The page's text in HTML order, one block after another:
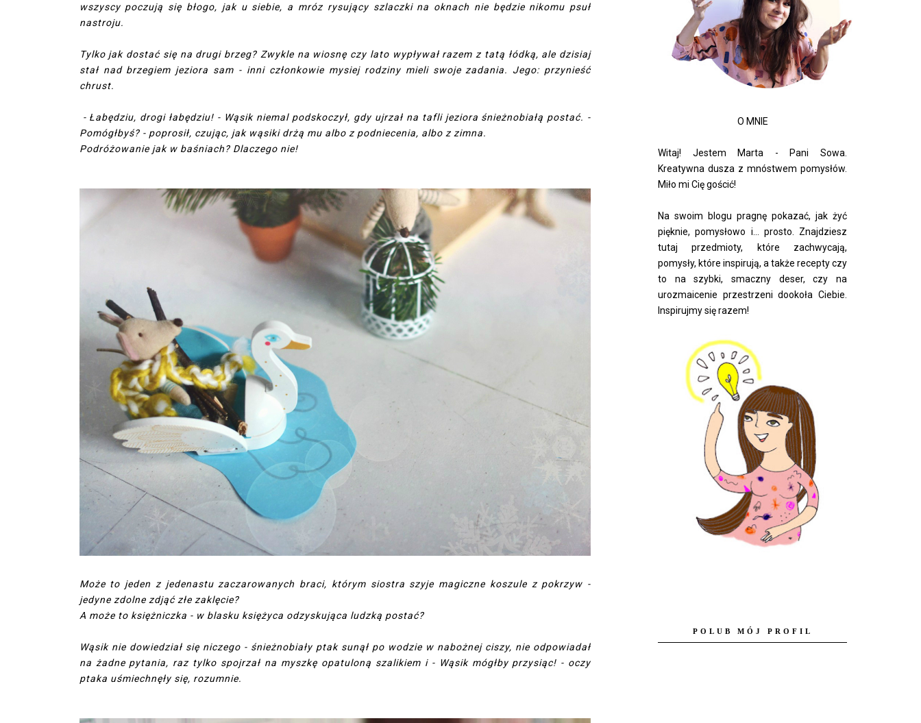
wszyscy poczują się błogo, jak u siebie, a mróz rysujący szlaczki na oknach nie będzie nikomu psuł
nastroju.
Tylko jak dostać się na drugi brzeg? Zwykle na wiosnę czy lato wypływał razem z tatą łódką, ale dzisiaj
stał nad brzegiem jeziora sam - inni członkowie mysiej rodziny mieli swoje zadania. Jego: przynieść
chrust.
- Łabędziu, drogi łabędziu! - Wąsik niemal podskoczył, gdy ujrzał na tafli jeziora śnieżnobiałą postać. -
Pomógłbyś? - poprosił, czując, jak wąsiki drżą mu albo z podniecenia, albo z zimna.
Podróżowanie jak w baśniach? Dlaczego nie!
Może to jeden z jedenastu zaczarowanych braci, którym siostra szyje magiczne koszule z pokrzyw -
jedyne zdolne zdjąć złe zaklęcie?
A może to księżniczka - w blasku księżyca odzyskująca ludzką postać?
Wąsik nie dowiedział się niczego - śnieżnobiały ptak sunął po wodzie w nabożnej ciszy, nie odpowiadał
na żadne pytania, raz tylko spojrzał na myszkę opatuloną szalikiem i - Wąsik mógłby przysiąc! - oczy
ptaka uśmiechnęły się, rozumnie.
O MNIE
Witaj! Jestem Marta - Pani Sowa.
Kreatywna dusza z mnóstwem pomysłów.
Miło mi Cię gościć!
Na swoim blogu pragnę pokazać, jak żyć
pięknie, pomysłowo i... prosto. Znajdziesz
tutaj przedmioty, które zachwycają,
pomysły, które inspirują, a także recepty czy
to na szybki, smaczny deser, czy na
urozmaicenie przestrzeni dookoła Ciebie.
Inspirujmy się razem!
POLUB MÓJ PROFIL